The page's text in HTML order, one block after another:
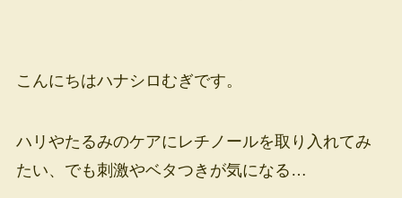
こんにちはハナシロむぎです。
ハリやたるみのケアにレチノールを取り入れてみ
たい、でも刺激やベタつきが気になる…